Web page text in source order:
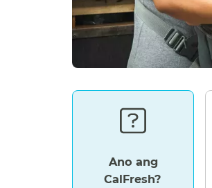
Ano ang
CalFresh?​​